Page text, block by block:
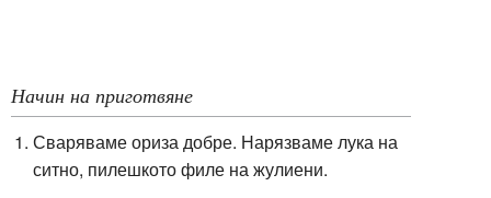
Начин на приготвяне
Сваряваме ориза добре. Нарязваме лука на
ситно, пилешкото филе на жулиени.